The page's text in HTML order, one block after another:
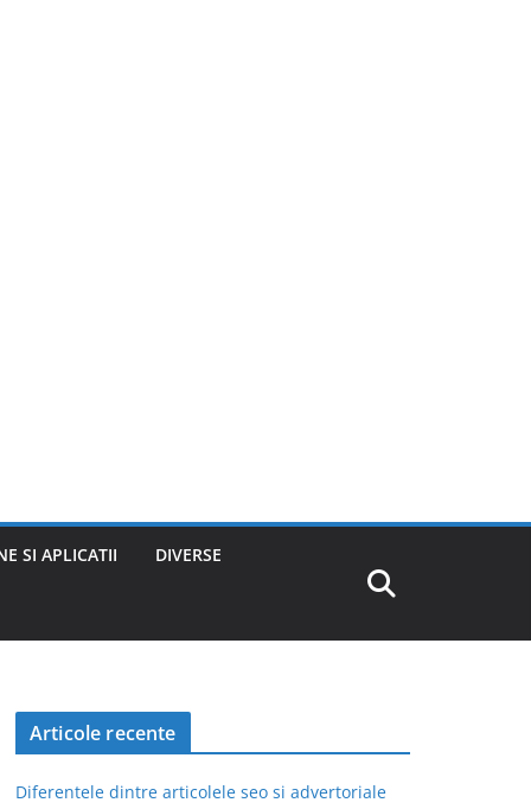
SI APLICATII DIVERSE
Articole recente
Diferentele dintre articolele seo si advertoriale